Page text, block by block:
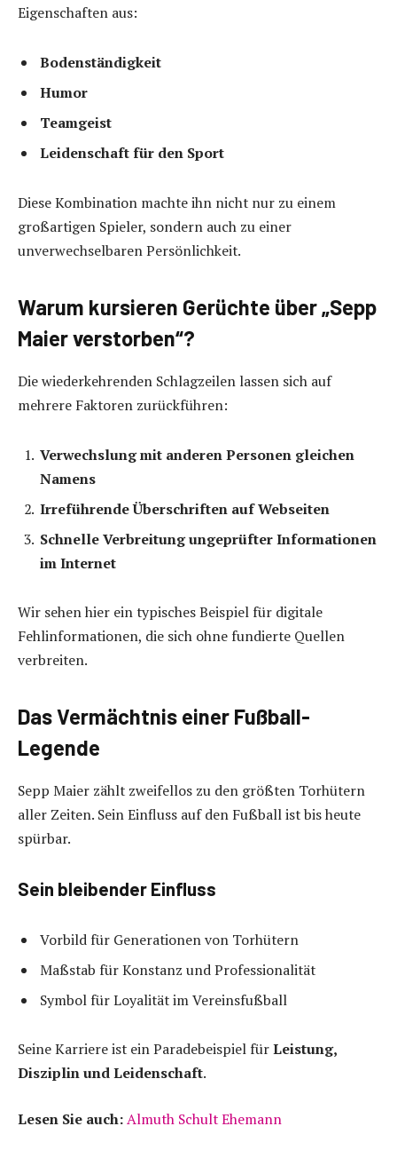
Eigenschaften aus:
Bodenständigkeit
Humor
Teamgeist
Leidenschaft für den Sport
Diese Kombination machte ihn nicht nur zu einem
großartigen Spieler, sondern auch zu einer
unverwechselbaren Persönlichkeit.
Warum kursieren Gerüchte über „Sepp
Maier verstorben“?
Die wiederkehrenden Schlagzeilen lassen sich auf
mehrere Faktoren zurückführen:
Verwechslung mit anderen Personen gleichen
Namens
Irreführende Überschriften auf Webseiten
Schnelle Verbreitung ungeprüfter Informationen
im Internet
Wir sehen hier ein typisches Beispiel für digitale
Fehlinformationen, die sich ohne fundierte Quellen
verbreiten.
Das Vermächtnis einer Fußball-
Legende
Sepp Maier zählt zweifellos zu den größten Torhütern
aller Zeiten. Sein Einfluss auf den Fußball ist bis heute
spürbar.
Sein bleibender Einfluss
Vorbild für Generationen von Torhütern
Maßstab für Konstanz und Professionalität
Symbol für Loyalität im Vereinsfußball
Seine Karriere ist ein Paradebeispiel fürLeistung,
Disziplin und Leidenschaft.
Lesen Sie auch:Almuth Schult Ehemann